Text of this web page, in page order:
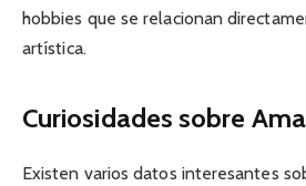
hobbies que se relacionan
artística.
Curiosidades sobre
Existen varios datos interesantes